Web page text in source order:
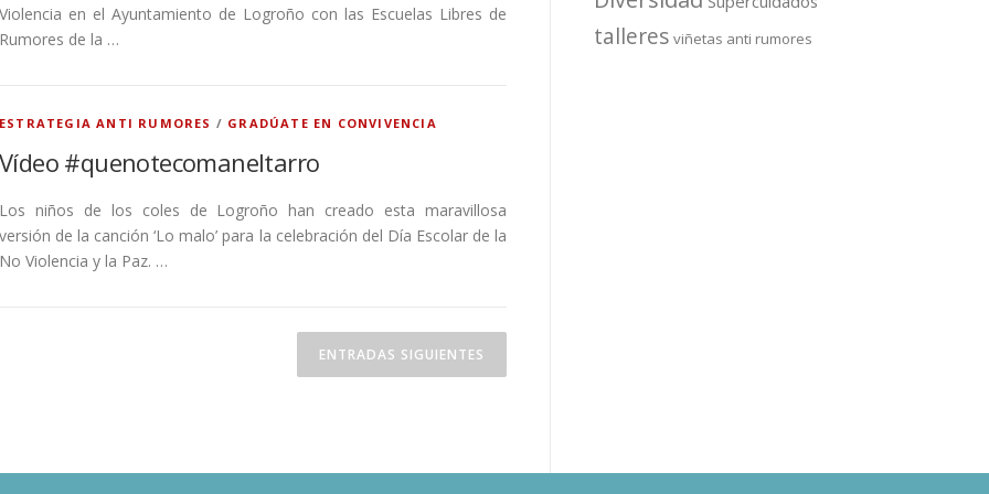
Violencia en el Ayuntamiento de Logroño con las Escuelas Libres de
Rumores de la …
ESTRATEGIA ANTI RUMORES / GRADÚATE EN CONVIVENCIA
Vídeo #quenotecomaneltarro
Los niños de los coles de Logroño han creado esta maravillosa
versión de la canción ‘Lo malo’ para la celebración del Día Escolar de la
No Violencia y la Paz. …
ENTRADAS SIGUIENTES
talleres viñetas anti rumores